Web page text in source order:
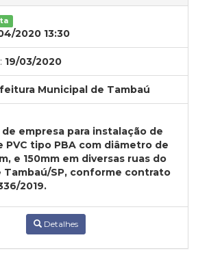
2020 13:30
19/03/2020
Municipal de Tambaú
empresa para instalação de
PVC tipo PBA com diâmetro de
e 150mm em diversas ruas do
Tambaú/SP, conforme contrato
2019.
Detalhes